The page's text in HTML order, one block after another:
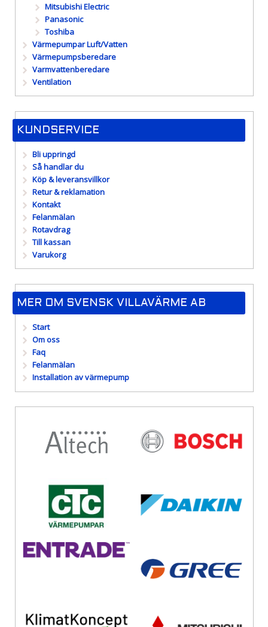
Mitsubishi Electric
Panasonic
Toshiba
Värmepumpar Luft/Vatten
Värmepumpsberedare
Varmvattenberedare
Ventilation
KUNDSERVICE
Bli uppringd
Så handlar du
Köp & leveransvillkor
Retur & reklamation
Kontakt
Felanmälan
Rotavdrag
Till kassan
Varukorg
MER OM SVENSK VILLAVÄRME AB
Start
Om oss
Faq
Felanmälan
Installation av värmepump